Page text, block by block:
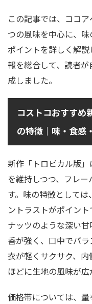
この記事では、ココ
つの風味を中心に、
ポイントを詳しく解
報を総合して、読者
成しました。
コストコおすすめ
の特徴｜味・食感
新作「トロピカル版
を維持しつつ、フレ
す。味の特徴として
ントラストがポイン
ナッツのような深い
香が強く、口中でバ
衣が軽くサクサク、
ほどに生地の風味が広
価格帯については、